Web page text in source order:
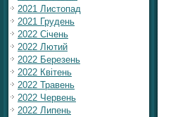
2021 Листопад
2021 Грудень
2022 Січень
2022 Лютий
2022 Березень
2022 Квітень
2022 Травень
2022 Червень
2022 Липень